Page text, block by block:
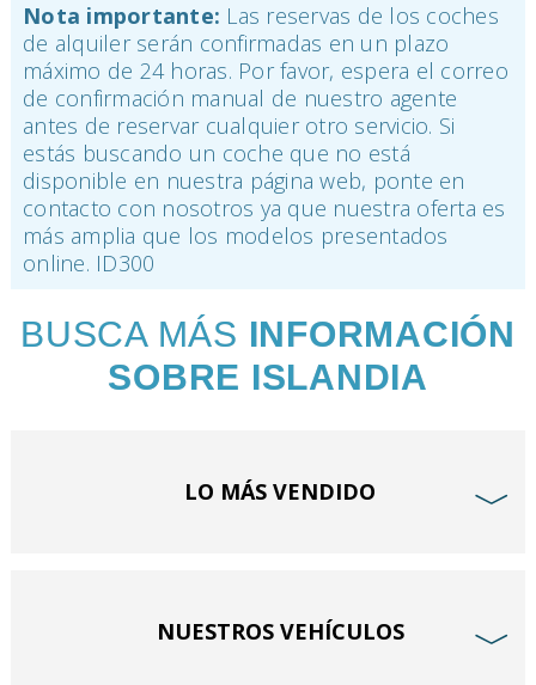
Nota importante: Las reservas de los coches
de alquiler serán confirmadas en un plazo
máximo de 24 horas. Por favor, espera el correo
de confirmación manual de nuestro agente
antes de reservar cualquier otro servicio. Si
estás buscando un coche que no está
disponible en nuestra página web, ponte en
contacto con nosotros ya que nuestra oferta es
más amplia que los modelos presentados
online. ID300
BUSCA MÁS INFORMACIÓN
SOBRE ISLANDIA
LO MÁS VENDIDO ﹀
NUESTROS VEHÍCULOS ﹀